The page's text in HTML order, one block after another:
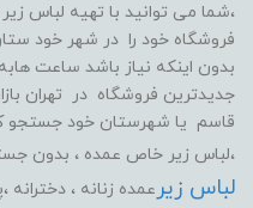
،شما می توانید با تهیه لباس
فروشگاه خود را در شهر خود
بدون اینکه نیاز باشد ساعت
جدیدترین فروشگاه در تهران
قاسم یا شهرستان خود جستجو
،لباس زیر خاص عمده ، بدون
لباس زیر عمده زنانه ، دخترانه